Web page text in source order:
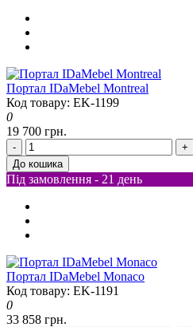
Портал IDaMebel Montreal
Код товару: EK-1199
0
19 700 грн.
-
+
До кошика
Під замовлення - 21 день
Портал IDaMebel Monaco
Код товару: EK-1191
0
33 858 грн.